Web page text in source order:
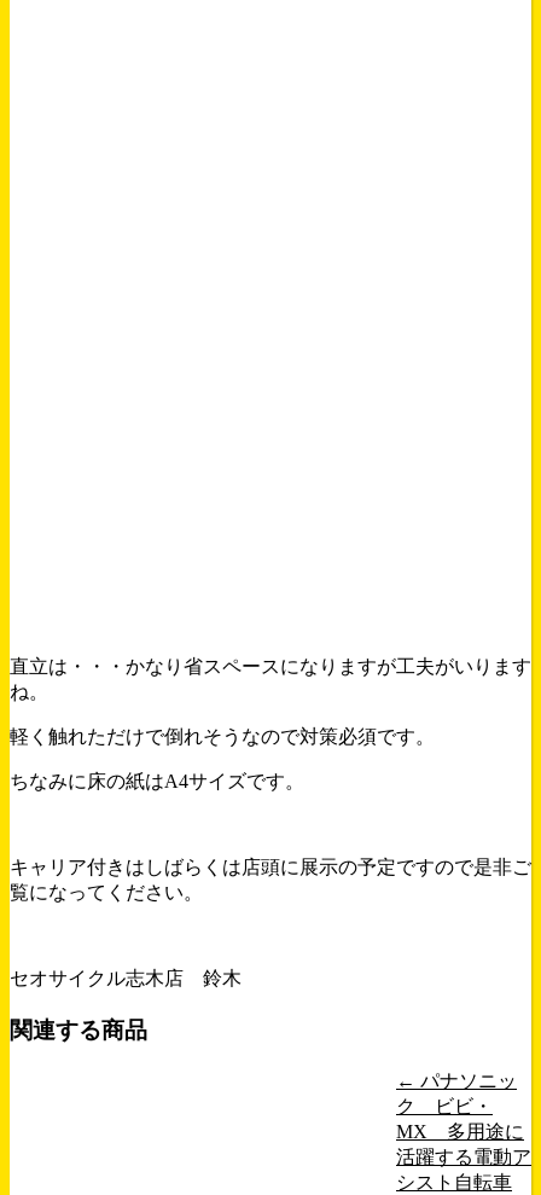
直立は・・・かなり省スペースになりますが工夫がいります
ね。
軽く触れただけで倒れそうなので対策必須です。
ちなみに床の紙はA4サイズです。
キャリア付きはしばらくは店頭に展示の予定ですので是非ご
覧になってください。
セオサイクル志木店 鈴木
関連する商品
← パナソニッ
ク ビビ・
MX 多用途に
活躍する電動ア
シスト自転車